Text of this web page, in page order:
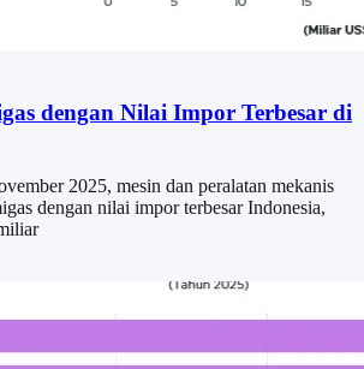
dengan Nilai Impor Terbesar di
2025, mesin dan peralatan mekanis
dengan nilai impor terbesar Indonesia,